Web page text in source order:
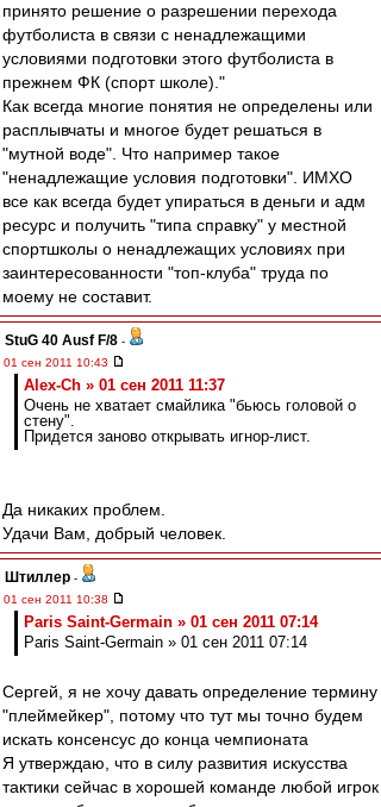
принято решение о разрешении перехода
футболиста в связи с ненадлежащими
условиями подготовки этого футболиста в
прежнем ФК (спорт школе)."
Как всегда многие понятия не определены или
расплывчаты и многое будет решаться в
"мутной воде". Что например такое
"ненадлежащие условия подготовки". ИМХО
все как всегда будет упираться в деньги и адм
ресурс и получить "типа справку" у местной
спортшколы о ненадлежащих условиях при
заинтересованности "топ-клуба" труда по
моему не составит.
StuG 40 Ausf F/8 -
01 сен 2011 10:43
Alex-Ch » 01 сен 2011 11:37
Очень не хватает смайлика "бьюсь головой о
стену".
Придется заново открывать игнор-лист.
Да никаких проблем.
Удачи Вам, добрый человек.
Штиллер -
01 сен 2011 10:38
Paris Saint-Germain » 01 сен 2011 07:14
Paris Saint-Germain » 01 сен 2011 07:14
Сергей, я не хочу давать определение термину
"плеймейкер", потому что тут мы точно будем
искать консенсус до конца чемпионата
Я утверждаю, что в силу развития искусства
тактики сейчас в хорошей команде любой игрок